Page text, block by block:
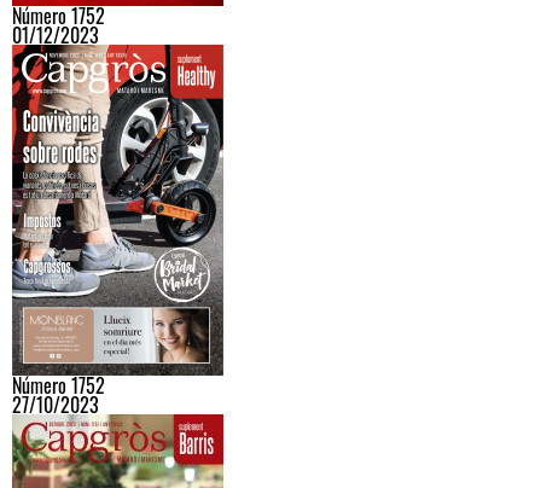
Número 1752
01/12/2023
Número 1752
27/10/2023